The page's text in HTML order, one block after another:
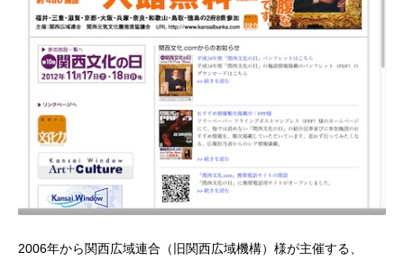
2006年から関西広域連合（旧関西広域機構）様が主催する、